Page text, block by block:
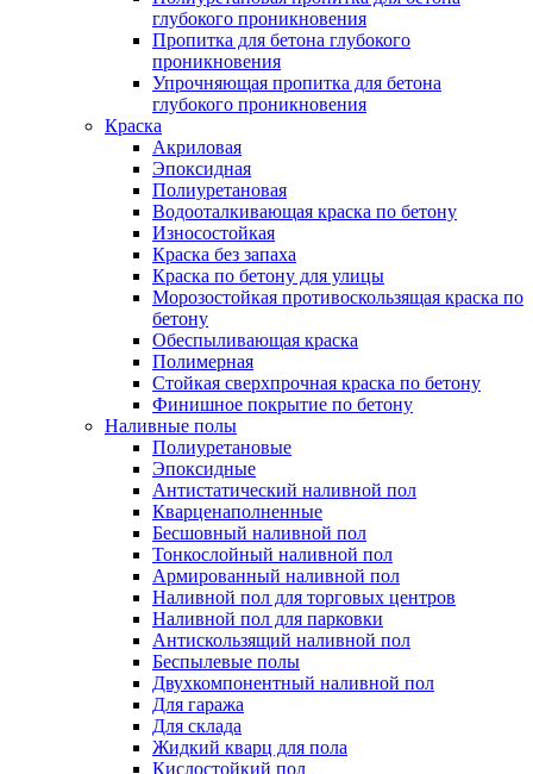
глубокого проникновения
Пропитка для бетона глубокого
проникновения
Упрочняющая пропитка для бетона
глубокого проникновения
Краска
Акриловая
Эпоксидная
Полиуретановая
Водооталкивающая краска по бетону
Износостойкая
Краска без запаха
Краска по бетону для улицы
Морозостойкая противоскользящая краска по
бетону
Обеспыливающая краска
Полимерная
Стойкая сверхпрочная краска по бетону
Финишное покрытие по бетону
Наливные полы
Полиуретановые
Эпоксидные
Антистатический наливной пол
Кварценаполненные
Бесшовный наливной пол
Тонкослойный наливной пол
Армированный наливной пол
Наливной пол для торговых центров
Наливной пол для парковки
Антискользящий наливной пол
Беспылевые полы
Двухкомпонентный наливной пол
Для гаража
Для склада
Жидкий кварц для пола
Кислостойкий пол